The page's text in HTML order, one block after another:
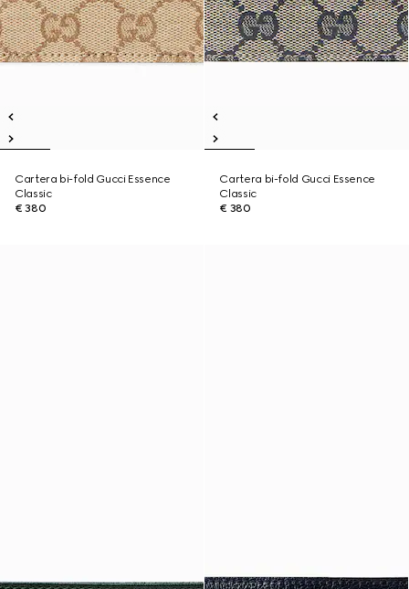
Cartera bi-fold Gucci Essence
Classic
€ 380
Cartera bi-fold Gucci Essence
Classic
€ 380